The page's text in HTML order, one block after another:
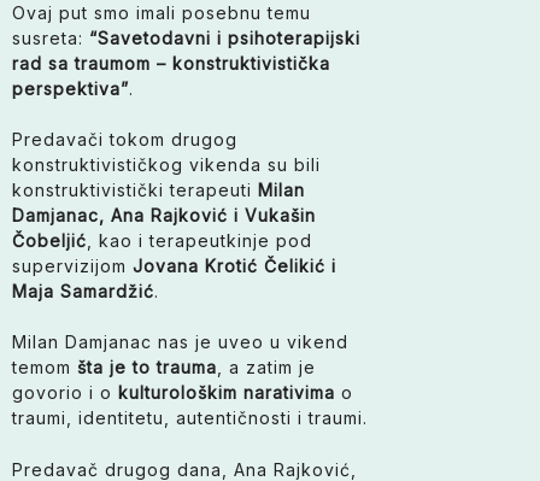
Ovaj put smo imali posebnu temu
susreta: “Savetodavni i psihoterapijski
rad sa traumom – konstruktivistička
perspektiva”.
Predavači tokom drugog
konstruktivističkog vikenda su bili
konstruktivistički terapeuti Milan
Damjanac, Ana Rajković i Vukašin
Čobeljić , kao i terapeutkinje pod
supervizijom Jovana Krotić Čelikić i
Maja Samardžić.
Milan Damjanac nas je uveo u vikend
temom šta je to trauma , a zatim je
govorio i o kulturološkim narativima o
traumi, identitetu, autentičnosti i traumi.
Predavač drugog dana, Ana Rajković,